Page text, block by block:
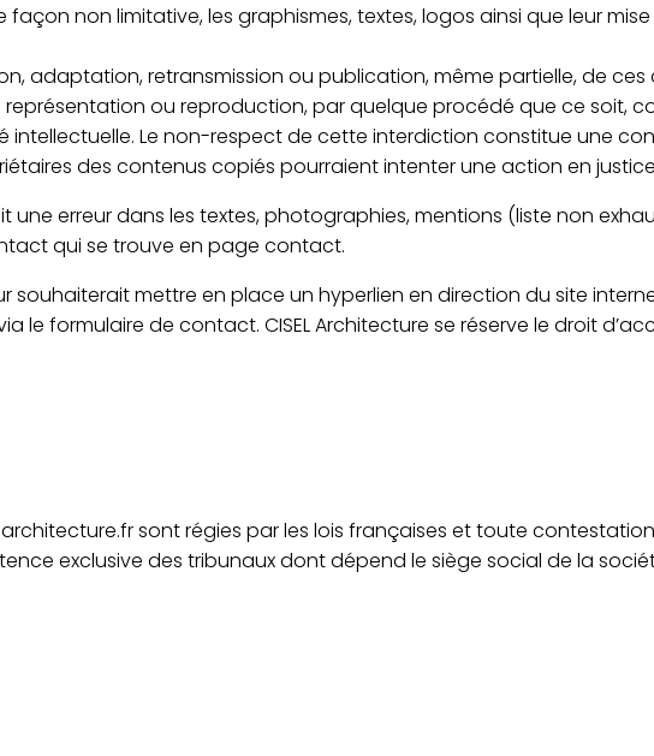
non limitative, les graphismes, textes, logos ainsi que leur
adaptation, retransmission ou publication, même partielle, de
représentation ou reproduction, par quelque procédé que ce
intellectuelle. Le non-respect de cette interdiction constitue une
des contenus copiés pourraient intenter une action en
une erreur dans les textes, photographies, mentions (liste non
qui se trouve en page contact.
souhaiterait mettre en place un hyperlien en direction du site
le formulaire de contact. CISEL Architecture se réserve le droit
sont régies par les lois françaises et toute
exclusive des tribunaux dont dépend le siège social de la